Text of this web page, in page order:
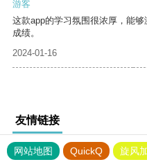
游客
这款app的学习氛围很浓厚，能
成绩。
2024-01-16
友情链接
网站地图 QuickQ 旋风